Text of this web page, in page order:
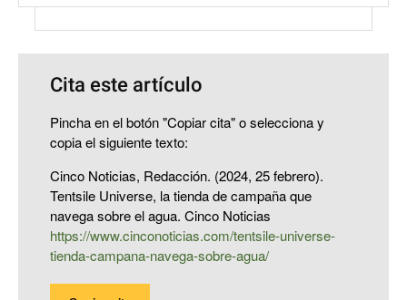
Cita este artículo
Pincha en el botón "Copiar cita" o selecciona y
copia el siguiente texto:
Cinco Noticias, Redacción. (2024, 25 febrero).
Tentsile Universe, la tienda de campaña que
navega sobre el agua. Cinco Noticias
https://www.cinconoticias.com/tentsile-universe-
tienda-campana-navega-sobre-agua/